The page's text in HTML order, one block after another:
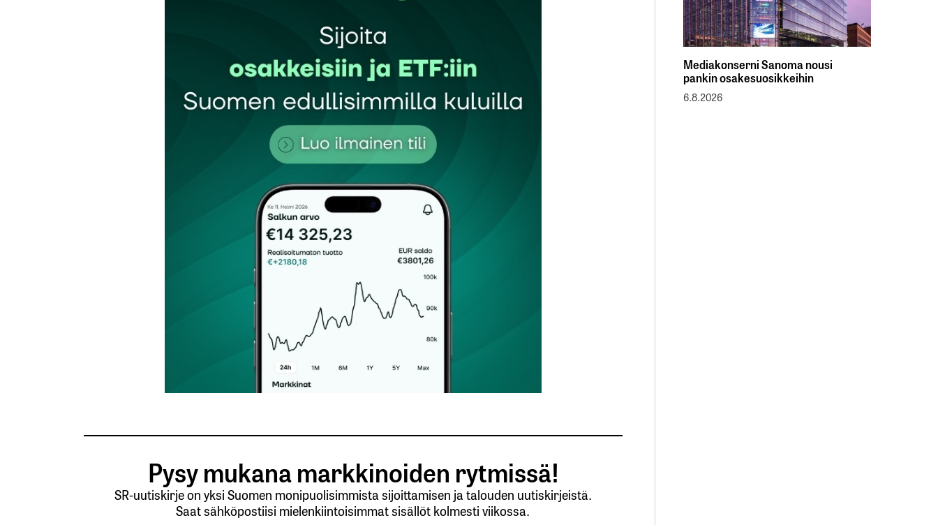
Sähköpostiosoitteesi
Tilaa SalkunRakentajan uutiskirje
Pysy mukana markkinoiden rytmissä!
SR-uutiskirje on yksi Suomen monipuolisimmista sijoittamisen ja talouden uutiskirjeistä.
Saat sähköpostiisi mielenkiintoisimmat sisällöt kolmesti viikossa.
Mediakonserni Sanoma nousi
pankin osakesuosikkeihin
6.8.2026